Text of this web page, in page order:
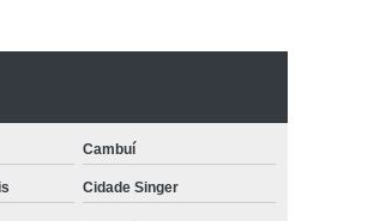
de Médio Porte
Domésticos
Cambuí
Cidade Singer